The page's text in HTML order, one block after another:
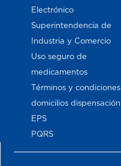
Electrónico
Superintendencia de
Industria y Comercio
Uso seguro de
medicamentos
Términos y condiciones
domicilios dispensación
EPS
PQRS